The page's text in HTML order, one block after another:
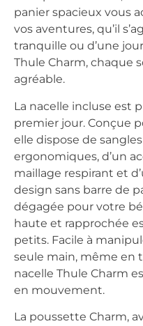
panier spacieux vous
vos aventures, qu’il
tranquille ou d’une
Thule Charm, chaque
agréable.
La nacelle incluse est
premier jour. Conçue
elle dispose de
ergonomiques, d’un
maillage respirant et
design sans barre de
dégagée pour votre
haute et rapprochée
petits. Facile à
seule main, même en
nacelle Thule Charm
en mouvement.
La poussette Charm,